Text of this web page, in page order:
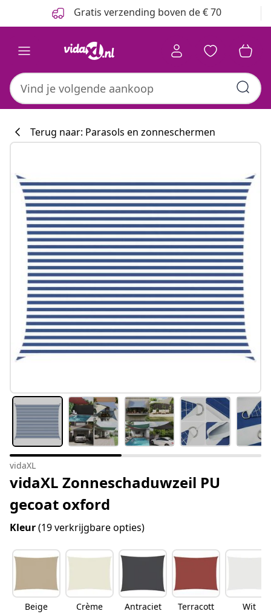
Gratis verzending boven de € 70
Terug naar: Parasols en zonneschermen
vidaXL
vidaXL Zonneschaduwzeil PU
gecoat oxford
Kleur(19 verkrijgbare opties)
Beige Crème Antraciet
Terracott
Wit